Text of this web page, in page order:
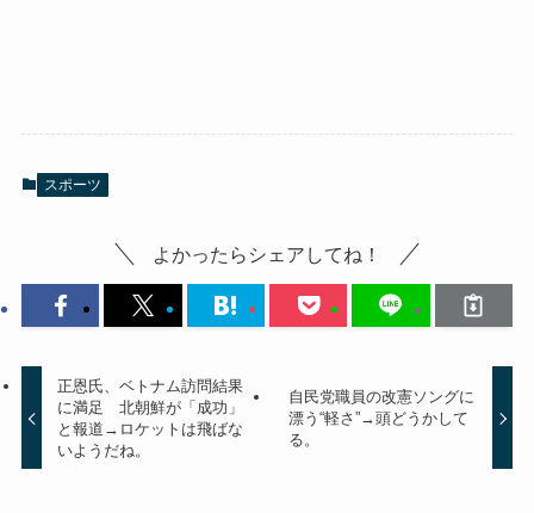
スポーツ
よかったらシェアしてね！
正恩氏、ベトナム訪問結果
に満足 北朝鮮が「成功」
と報道→ロケットは飛ばな
いようだね。
自民党職員の改憲ソングに
漂う“軽さ”→頭どうかして
る。